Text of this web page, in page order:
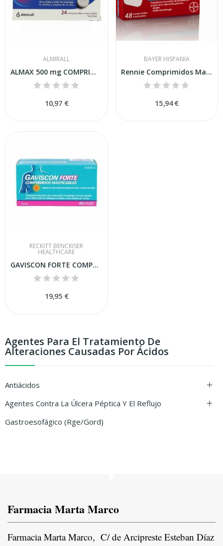
Agentes Para El Tratamiento De
Alteraciones Causadas Por Ácidos
Antiácidos 
Agentes Contra La Úlcera Péptica Y El Reflujo
Gastroesofágico (rge/gord)

ALMIRALL
ALMAX 500 mg COMPRIMIDOS MASTICABLES,24...
10,97 €
BAYER HISPANIA
Rennie Comprimidos Masticables con Sacarina, 48...
15,94 €
RECKITT BENCKISER
HEALTHCARE
GAVISCON FORTE COMPRIMIDOS MASTICABLES , 48...
19,95 €
Farmacia Marta Marco
Farmacia Marta Marco, C/ de Arcipreste Esteban Díaz